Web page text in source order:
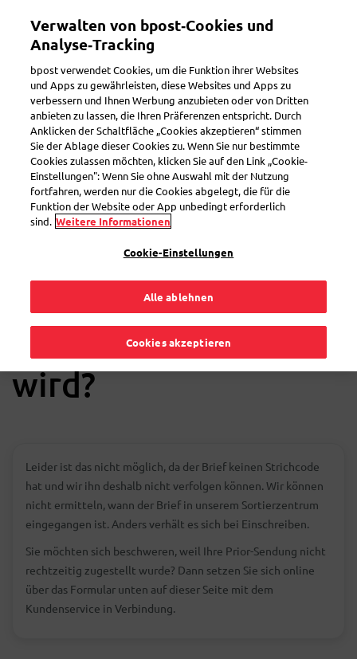
Toggle navigation
Prior/Non-Prior
Erhalte ich
Schadenersatz, wenn
meine Prior-Sendung
nicht am nächsten
Werktag zugestellt
wird?
Leider ist das nicht möglich, da der Brief keinen Strichcode
hat und wir ihn deshalb nicht verfolgen können. Wir können
nicht ermitteln, wann der Brief in unserem Sortierzentrum
eingegangen ist. Anders verhält es sich bei Einschreiben.
Sie möchten sich beschweren, weil Ihre Prior-Sendung nicht
rechtzeitig zugestellt wurde? Dann setzen Sie sich online
über das Formular unten auf dieser Seite mit dem
Kundenservice in Verbindung.
Verwalten von bpost‑Cookies und
Analyse‑Tracking
bpost verwendet Cookies, um die Funktion ihrer Websites
und Apps zu gewährleisten, diese Websites und Apps zu
verbessern und Ihnen Werbung anzubieten oder von Dritten
anbieten zu lassen, die Ihren Präferenzen entspricht. Durch
Anklicken der Schaltfläche „Cookies akzeptieren“ stimmen
Sie der Ablage dieser Cookies zu. Wenn Sie nur bestimmte
Cookies zulassen möchten, klicken Sie auf den Link „Cookie-
Einstellungen": Wenn Sie ohne Auswahl mit der Nutzung
fortfahren, werden nur die Cookies abgelegt, die für die
Funktion der Website oder App unbedingt erforderlich
sind. Weitere Informationen
Cookie-Einstellungen
Alle ablehnen
Cookies akzeptieren